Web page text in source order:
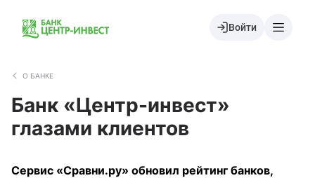
Войти
О БАНКЕ
Банк «Центр-инвест»
глазами клиентов
Сервис «Сравни.ру» обновил рейтинг банков,